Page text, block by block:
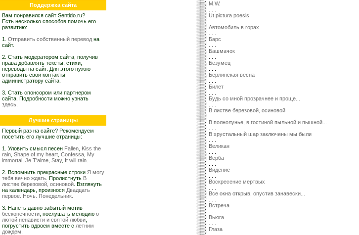
Поддержка сайта
Вам понравился сайт Sentido.ru?
Есть несколько способов помочь его
развитию:
1. Отправить собственный перевод на
сайт.
2. Стать модератором сайта, получив
права добавлять тексты, стихи,
переводы на сайт. Для этого нужно
отправить свои контакты
администратору сайта.
3. Стать спонсором или партнером
сайта. Подробности можно узнать
здесь
Лучшие страницы
Первый раз на сайте? Рекомендуем
посетить его лучшие страницы:
1. Уловить смысл песен Fallen Kiss the
rain Shape of my heart Confessa My
immortal Je T'aime Stay, It will rain
2. Вспомнить прекрасные строки Я могу
тебя вечно ждать . Пролистнуть В
листве березовой, осиновой . Взглянуть
на календарь, произнося Двадцать
первое. Ночь. Понедельник.
3. Напеть давно забытый мотив
бесконечности , послушать мелодию о
лютой ненависти и святой любви
погрустить вдвоем вместе с летним
дождем
M.W.
Ut pictura poesis
Автомобиль в горах
Барс
Башмачок
Безумец
Берлинская весна
Билет
Будь со мной прозрачнее и проще...
В листве березовой, осиновой
В полнолунье, в гостиной пыльной и пышной...
В хрустальный шар заключены мы были
Великан
Верба
Видение
Воскресение мертвых
Все окна открыв, опустив занавески...
Встреча
Вьюга
Глаза